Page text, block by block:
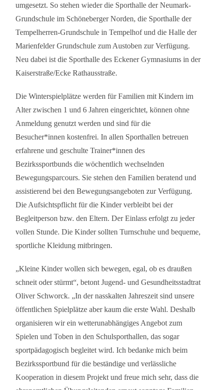
umgesetzt. So stehen wieder die Sporthalle der Neumark-
Grundschule im Schöneberger Norden, die Sporthalle der
Tempelherren-Grundschule in Tempelhof und die Halle der
Marienfelder Grundschule zum Austoben zur Verfügung.
Neu dabei ist die Sporthalle des Eckener Gymnasiums in der
Kaiserstraße/Ecke Rathausstraße.
Die Winterspielplätze werden für Familien mit Kindern im
Alter zwischen 1 und 6 Jahren eingerichtet, können ohne
Anmeldung genutzt werden und sind für die
Besucher*innen kostenfrei. In allen Sporthallen betreuen
erfahrene und geschulte Trainer*innen des
Bezirkssportbunds die wöchentlich wechselnden
Bewegungsparcours. Sie stehen den Familien beratend und
assistierend bei den Bewegungsangeboten zur Verfügung.
Die Aufsichtspflicht für die Kinder verbleibt bei der
Begleitperson bzw. den Eltern. Der Einlass erfolgt zu jeder
vollen Stunde. Die Kinder sollten Turnschuhe und bequeme,
sportliche Kleidung mitbringen.
„Kleine Kinder wollen sich bewegen, egal, ob es draußen
schneit oder stürmt“, betont Jugend- und Gesundheitsstadtrat
Oliver Schworck. „In der nasskalten Jahreszeit sind unsere
öffentlichen Spielplätze aber kaum die erste Wahl. Deshalb
organisieren wir ein wetterunabhängiges Angebot zum
Spielen und Toben in den Schulsporthallen, das sogar
sportpädagogisch begleitet wird. Ich bedanke mich beim
Bezirkssportbund für die beständige und verlässliche
Kooperation in diesem Projekt und freue mich sehr, dass die